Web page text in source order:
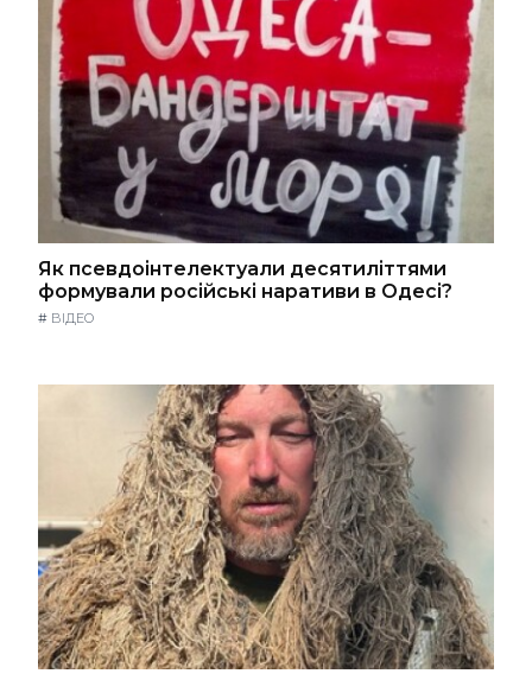
Як псевдоінтелектуали десятиліттями
формували російські наративи в Одесі?
# ВІДЕО